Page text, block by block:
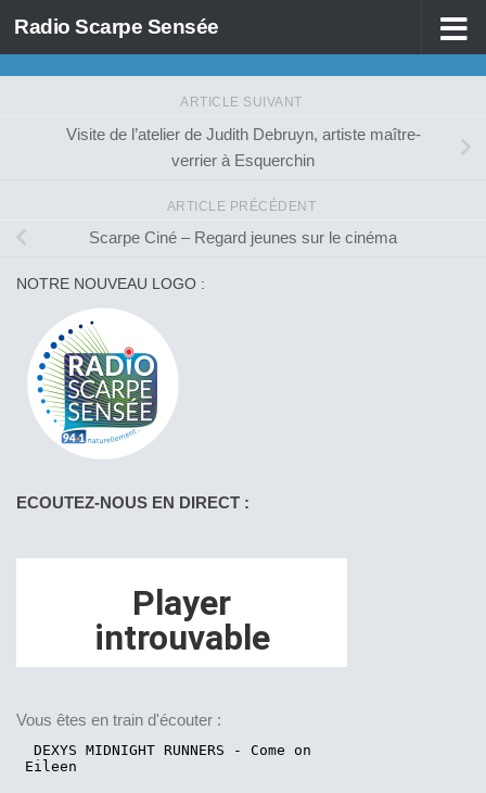
Skip to content
Radio Scarpe Sensée
ARTICLE SUIVANT
Visite de l’atelier de Judith Debruyn, artiste maître-
verrier à Esquerchin
ARTICLE PRÉCÉDENT
Scarpe Ciné – Regard jeunes sur le cinéma
NOTRE NOUVEAU LOGO :
ECOUTEZ-NOUS EN DIRECT :
Vous êtes en train d'écouter :